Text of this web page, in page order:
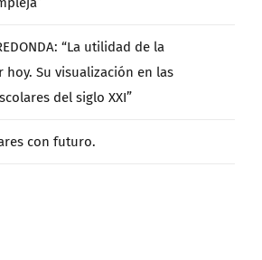
“La utilidad de la
hoy. Su visualización en las
del siglo XXI”
con futuro.